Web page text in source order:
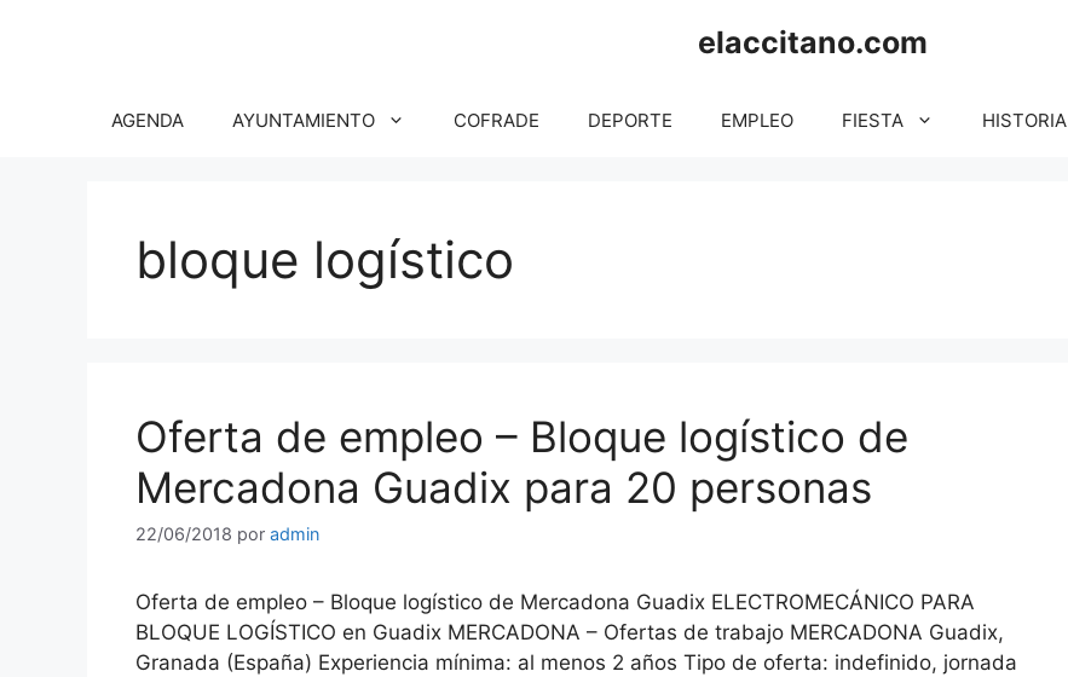
elaccitano.com
AGENDA AYUNTAMIENTO COFRADE DEPORTE EMPLEO FIESTA HISTORIA
bloque logístico
Oferta de empleo – Bloque logístico de
Mercadona Guadix para 20 personas
22/06/2018 por admin
Oferta de empleo – Bloque logístico de Mercadona Guadix ELECTROMECÁNICO PARA
BLOQUE LOGÍSTICO en Guadix MERCADONA – Ofertas de trabajo MERCADONA Guadix,
Granada (España) Experiencia mínima: al menos 2 años Tipo de oferta: indefinido, jornada